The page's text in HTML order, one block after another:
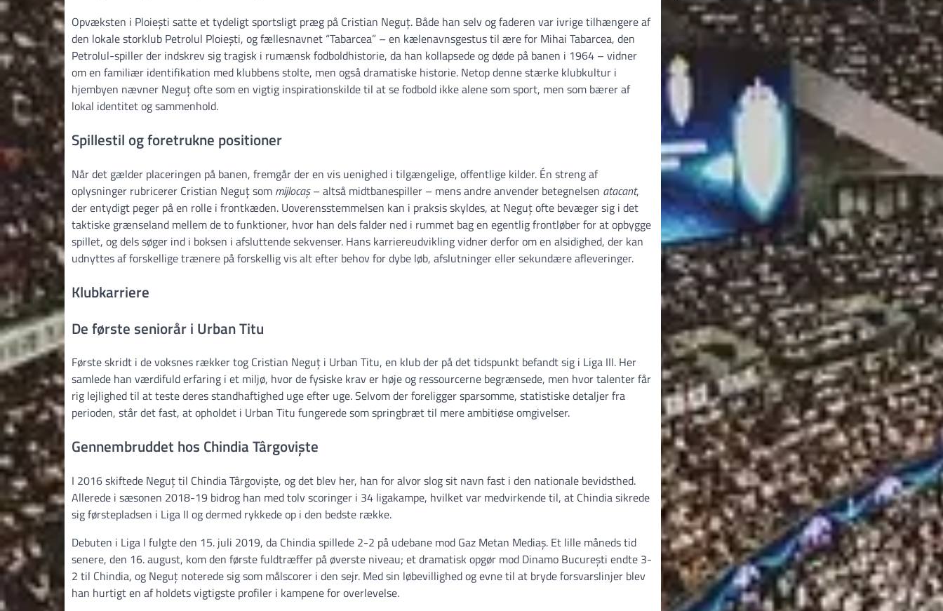
Opvæksten i Ploiești satte et tydeligt sportsligt præg på Cristian Neguț. Både han selv og faderen var ivrige tilhængere af
den lokale storklub Petrolul Ploiești, og fællesnavnet “Tabarcea” – en kælenavnsgestus til ære for Mihai Tabarcea, den
Petrolul-spiller der indskrev sig tragisk i rumænsk fodboldhistorie, da han kollapsede og døde på banen i 1964 – vidner
om en familiær identifikation med klubbens stolte, men også dramatiske historie. Netop denne stærke klubkultur i
hjembyen nævner Neguț ofte som en vigtig inspirationskilde til at se fodbold ikke alene som sport, men som bærer af
lokal identitet og sammenhold.
Spillestil og foretrukne positioner
Når det gælder placeringen på banen, fremgår der en vis uenighed i tilgængelige, offentlige kilder. Én streng af
oplysninger rubricerer Cristian Neguț som mijlocaș– altså midtbanespiller – mens andre anvender betegnelsen atacant,
der entydigt peger på en rolle i frontkæden. Uoverensstemmelsen kan i praksis skyldes, at Neguț ofte bevæger sig i det
taktiske grænseland mellem de to funktioner, hvor han dels falder ned i rummet bag en egentlig frontløber for at opbygge
spillet, og dels søger ind i boksen i afsluttende sekvenser. Hans karriereudvikling vidner derfor om en alsidighed, der kan
udnyttes af forskellige trænere på forskellig vis alt efter behov for dybe løb, afslutninger eller sekundære afleveringer.
Klubkarriere
De første seniorår i Urban Titu
Første skridt i de voksnes rækker tog Cristian Neguț i Urban Titu, en klub der på det tidspunkt befandt sig i Liga III. Her
samlede han værdifuld erfaring i et miljø, hvor de fysiske krav er høje og ressourcerne begrænsede, men hvor talenter får
rig lejlighed til at teste deres standhaftighed uge efter uge. Selvom der foreligger sparsomme, statistiske detaljer fra
perioden, står det fast, at opholdet i Urban Titu fungerede som springbræt til mere ambitiøse omgivelser.
Gennembruddet hos Chindia Târgoviște
I 2016 skiftede Neguț til Chindia Târgoviște, og det blev her, han for alvor slog sit navn fast i den nationale bevidsthed.
Allerede i sæsonen 2018-19 bidrog han med tolv scoringer i 34 ligakampe, hvilket var medvirkende til, at Chindia sikrede
sig førstepladsen i Liga II og dermed rykkede op i den bedste række.
Debuten i Liga I fulgte den 15. juli 2019, da Chindia spillede 2-2 på udebane mod Gaz Metan Mediaș. Et lille måneds tid
senere, den 16. august, kom den første fuldtræffer på øverste niveau; et dramatisk opgør mod Dinamo București endte 3-
2 til Chindia, og Neguț noterede sig som målscorer i den sejr. Med sin løbevillighed og evne til at bryde forsvarslinjer blev
han hurtigt en af holdets vigtigste profiler i kampene for overlevelse.